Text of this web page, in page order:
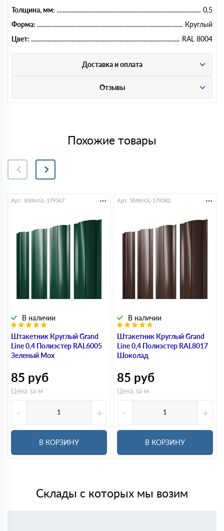
Толщина, мм:
0,5
Форма:
Круглый
Цвет:
RAL 8004
Доставка и оплата
Отзывы
Похожие товары
Штакетник Круглый Grand
Line 0,4 Полиэстер RAL6005
Зеленый Мох
В наличии
Арт. ShtKrGL-179367
85 руб
Цена за м
- +
В КОРЗИНУ
Штакетник Круглый Grand
Line 0,4 Полиэстер RAL8017
Шоколад
В наличии
Арт. ShtKrGL-179382
85 руб
Цена за м
- +
В КОРЗИНУ
Склады с которых мы возим